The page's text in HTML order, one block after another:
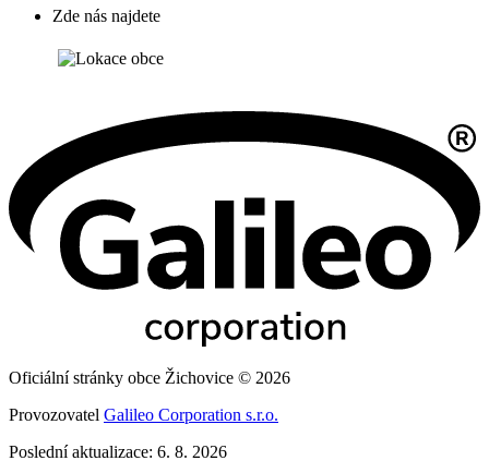
Zde nás najdete
Oficiální stránky obce Žichovice © 2026
Provozovatel Galileo Corporation s.r.o.
Poslední aktualizace: 6. 8. 2026